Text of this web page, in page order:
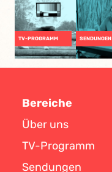
TV-PROGRAMM SENDUNGEN
Bereiche
Über uns
TV-Programm
Sendungen